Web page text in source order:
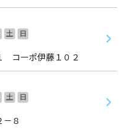
土
日
コーポ伊藤１０２
土
日
８